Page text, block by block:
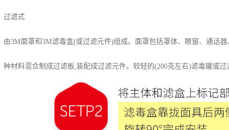
过滤式
由3M面罩和3M滤毒盒(或过滤元件)组成。面罩包括罩体、眼窗、通话
种材料混合制成过滤板,装配成过滤元件。较轻的(200克左右)滤毒罐或